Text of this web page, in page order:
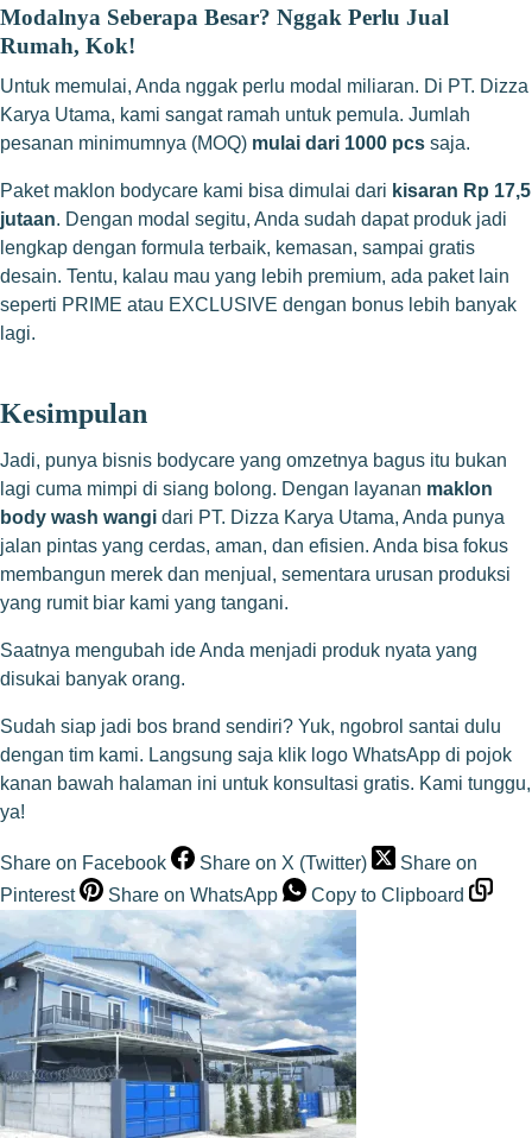
Modalnya Seberapa Besar? Nggak Perlu Jual
Rumah, Kok!
Untuk memulai, Anda nggak perlu modal miliaran. Di PT. Dizza
Karya Utama, kami sangat ramah untuk pemula. Jumlah
pesanan minimumnya (MOQ) mulai dari 1000 pcs saja.
Paket maklon bodycare kami bisa dimulai dari kisaran Rp 17,5
jutaan. Dengan modal segitu, Anda sudah dapat produk jadi
lengkap dengan formula terbaik, kemasan, sampai gratis
desain. Tentu, kalau mau yang lebih premium, ada paket lain
seperti PRIME atau EXCLUSIVE dengan bonus lebih banyak
lagi.
Kesimpulan
Jadi, punya bisnis bodycare yang omzetnya bagus itu bukan
lagi cuma mimpi di siang bolong. Dengan layanan maklon
body wash wangi dari PT. Dizza Karya Utama, Anda punya
jalan pintas yang cerdas, aman, dan efisien. Anda bisa fokus
membangun merek dan menjual, sementara urusan produksi
yang rumit biar kami yang tangani.
Saatnya mengubah ide Anda menjadi produk nyata yang
disukai banyak orang.
Sudah siap jadi bos brand sendiri? Yuk, ngobrol santai dulu
dengan tim kami. Langsung saja klik logo WhatsApp di pojok
kanan bawah halaman ini untuk konsultasi gratis. Kami tunggu,
ya!
Share on Facebook Share on X (Twitter)
Share on
Pinterest
Share on WhatsApp Copy to Clipboard